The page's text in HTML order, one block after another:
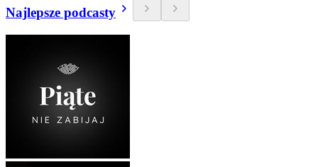
Najlepsze podcasty